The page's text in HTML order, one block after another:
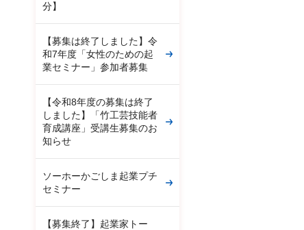
分】
【募集は終了しました】令
和7年度「女性のための起
業セミナー」参加者募集
【令和8年度の募集は終了
しました】「竹工芸技能者
育成講座」受講生募集のお
知らせ
ソーホーかごしま起業プチ
セミナー
【募集終了】起業家トー